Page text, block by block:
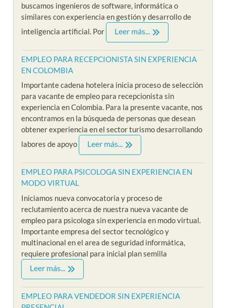
buscamos ingenieros de software, informática o
similares con experiencia en gestión y desarrollo de
inteligencia artificial. Por
Leer más...
EMPLEO PARA RECEPCIONISTA SIN EXPERIENCIA
EN COLOMBIA
Importante cadena hotelera inicia proceso de selección
para vacante de empleo para recepcionista sin
experiencia en Colombia. Para la presente vacante, nos
encontramos en la búsqueda de personas que desean
obtener experiencia en el sector turismo desarrollando
labores de apoyo
Leer más...
EMPLEO PARA PSICOLOGA SIN EXPERIENCIA EN
MODO VIRTUAL
Iniciamos nueva convocatoria y proceso de
reclutamiento acerca de nuestra nueva vacante de
empleo para psicologa sin experiencia en modo virtual.
Importante empresa del sector tecnológico y
multinacional en el area de seguridad informática,
requiere profesional para inicial plan semilla
Leer más...
EMPLEO PARA VENDEDOR SIN EXPERIENCIA